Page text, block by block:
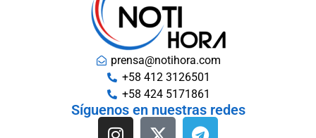
prensa@notihora.com
+58 412 3126501
+58 424 5171861
Síguenos en nuestras redes